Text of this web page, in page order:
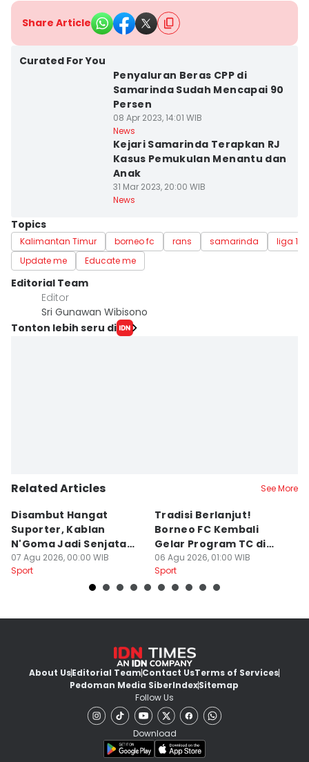
Share Article
Curated For You
Penyaluran Beras CPP di
Samarinda Sudah Mencapai 90
Persen
08 Apr 2023, 14:01 WIB
News
Kejari Samarinda Terapkan RJ
Kasus Pemukulan Menantu dan
Anak
31 Mar 2023, 20:00 WIB
News
Topics
Kalimantan Timur borneo fc rans samarinda
liga 1
Update me
Educate me
Editorial Team
Editor
Sri Gunawan Wibisono
Tonton lebih seru di
Related Articles See More
Disambut Hangat
Suporter, Kablan
N'Goma Jadi Senjata
Baru Borneo FC
07 Agu 2026, 00:00 WIB
Sport
Tradisi Berlanjut!
Borneo FC Kembali
Gelar Program TC di
Yogyakarta
06 Agu 2026, 01:00 WIB
Sport
About UsEditorial TeamContact UsTerms of Services
Pedoman Media SiberIndexSitemap
Follow Us
Download